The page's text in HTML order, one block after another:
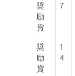
奨
励
賞
7
奨
励
賞
1
4